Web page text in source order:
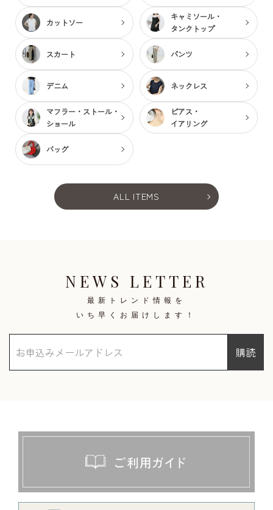
カットソー
キャミソール・
タンクトップ
スカート パンツ
デニム ネックレス
マフラー・ストール・
ショール
ピアス・
イアリング
バッグ
ALL ITEMS
NEWS LETTER
最新トレンド情報を
いち早くお届けします！